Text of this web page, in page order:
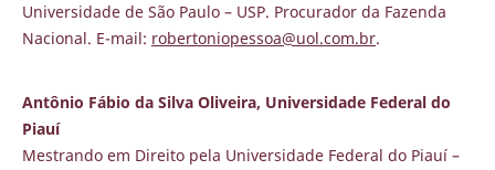
Universidade de São Paulo – USP. Procurador da Fazenda
Nacional. E-mail: robertoniopessoa@uol.com.br.
Antônio Fábio da Silva Oliveira, Universidade Federal do
Piauí
Mestrando em Direito pela Universidade Federal do Piauí –